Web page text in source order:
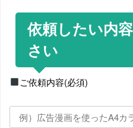
依頼したい内
さい
ご依頼内容(必須)